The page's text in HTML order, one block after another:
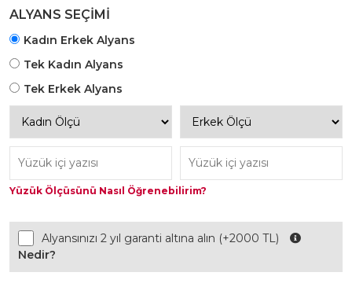
ALYANS SEÇİMİ
Kadın Erkek Alyans
Tek Kadın Alyans
Tek Erkek Alyans
Yüzük Ölçüsünü Nasıl Öğrenebilirim?
Alyansınızı 2 yıl garanti altına alın (+2000 TL)
Nedir?